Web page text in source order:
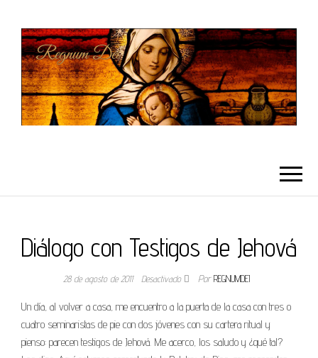
Diálogo con Testigos de Jehová
28 de agosto de 2011 Desactivado Por REGNUMDEI
Un día, al volver a casa, me encuentro a la puerta de la casa con tres o
cuatro seminaristas de pie con dos jóvenes con su cartera ritual y
pienso: parecen testigos de Jehová. Me acerco, los saludo y ¿qué tal?